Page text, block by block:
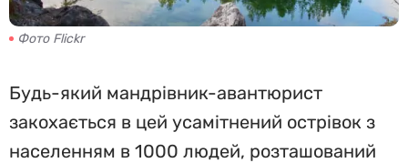
Фото Flickr
Будь-який мандрівник-авантюрист
закохається в цей усамітнений острівок з
населенням в 1000 людей, розташований